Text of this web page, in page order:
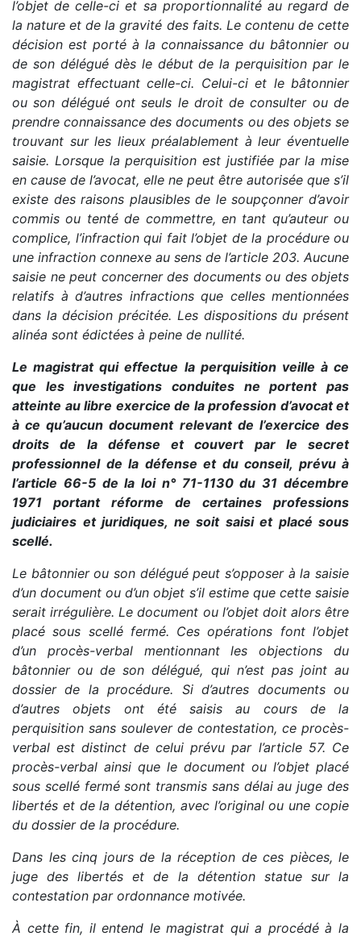
l’objet de celle-ci et sa proportionnalité au regard de
la nature et de la gravité des faits. Le contenu de cette
décision est porté à la connaissance du bâtonnier ou
de son délégué dès le début de la perquisition par le
magistrat effectuant celle-ci. Celui-ci et le bâtonnier
ou son délégué ont seuls le droit de consulter ou de
prendre connaissance des documents ou des objets se
trouvant sur les lieux préalablement à leur éventuelle
saisie. Lorsque la perquisition est justifiée par la mise
en cause de l’avocat, elle ne peut être autorisée que s’il
existe des raisons plausibles de le soupçonner d’avoir
commis ou tenté de commettre, en tant qu’auteur ou
complice, l’infraction qui fait l’objet de la procédure ou
une infraction connexe au sens de l’article 203. Aucune
saisie ne peut concerner des documents ou des objets
relatifs à d’autres infractions que celles mentionnées
dans la décision précitée. Les dispositions du présent
alinéa sont édictées à peine de nullité.
Le magistrat qui effectue la perquisition veille à ce
que les investigations conduites ne portent pas
atteinte au libre exercice de la profession d’avocat et
à ce qu’aucun document relevant de l’exercice des
droits de la défense et couvert par le secret
professionnel de la défense et du conseil, prévu à
l’article 66-5 de la loi n° 71-1130 du 31 décembre
1971 portant réforme de certaines professions
judiciaires et juridiques, ne soit saisi et placé sous
scellé.
Le bâtonnier ou son délégué peut s’opposer à la saisie
d’un document ou d’un objet s’il estime que cette saisie
serait irrégulière. Le document ou l’objet doit alors être
placé sous scellé fermé. Ces opérations font l’objet
d’un procès-verbal mentionnant les objections du
bâtonnier ou de son délégué, qui n’est pas joint au
dossier de la procédure. Si d’autres documents ou
d’autres objets ont été saisis au cours de la
perquisition sans soulever de contestation, ce procès-
verbal est distinct de celui prévu par l’article 57. Ce
procès-verbal ainsi que le document ou l’objet placé
sous scellé fermé sont transmis sans délai au juge des
libertés et de la détention, avec l’original ou une copie
du dossier de la procédure.
Dans les cinq jours de la réception de ces pièces, le
juge des libertés et de la détention statue sur la
contestation par ordonnance motivée.
À cette fin, il entend le magistrat qui a procédé à la